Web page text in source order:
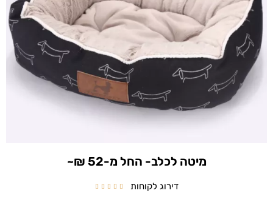
מיטה לכלב- החל מ-52 ₪~
דירוג לקוחות 



